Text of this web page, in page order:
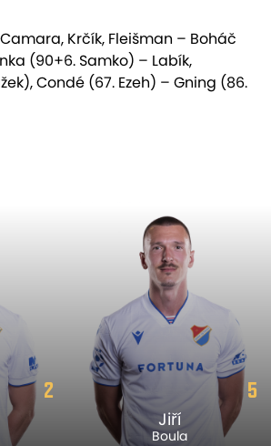
Krčík, Fleišman – Boháč
(90+6. Samko) – Labík,
Condé (67. Ezeh) – Gning (86.
2 5
Jiří
Boula